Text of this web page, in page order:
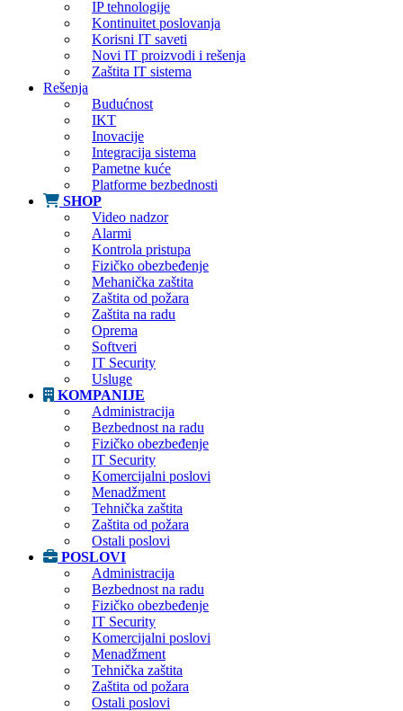
IP tehnologije
Kontinuitet poslovanja
Korisni IT saveti
Novi IT proizvodi i rešenja
Zaštita IT sistema
Rešenja
Budućnost
IKT
Inovacije
Integracija sistema
Pametne kuće
Platforme bezbednosti
SHOP
Video nadzor
Alarmi
Kontrola pristupa
Fizičko obezbeđenje
Mehanička zaštita
Zaštita od požara
Zaštita na radu
Oprema
Softveri
IT Security
Usluge
KOMPANIJE
Administracija
Bezbednost na radu
Fizičko obezbeđenje
IT Security
Komercijalni poslovi
Menadžment
Tehnička zaštita
Zaštita od požara
Ostali poslovi
POSLOVI
Administracija
Bezbednost na radu
Fizičko obezbeđenje
IT Security
Komercijalni poslovi
Menadžment
Tehnička zaštita
Zaštita od požara
Ostali poslovi